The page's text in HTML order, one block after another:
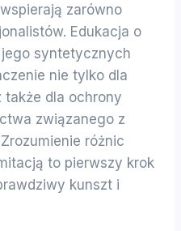
zarówno
Edukacja o
syntetycznych
nie tylko dla
także dla ochrony
związanego z
różnic
to pierwszy krok
kunszt i